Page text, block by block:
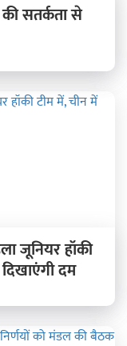
सतर्कता से
जूनियर हॉकी
दम